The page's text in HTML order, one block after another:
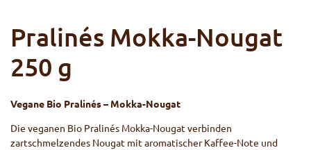
Pralinés Mokka-Nougat
250 g
Vegane Bio Pralinés – Mokka-Nougat
Die veganen Bio Pralinés Mokka-Nougat verbinden
zartschmelzendes Nougat mit aromatischer Kaffee-Note und